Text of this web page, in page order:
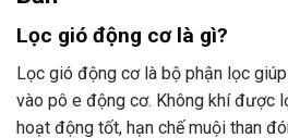
Lọc gió động cơ là gì?
Lọc gió động cơ là bộ phận lọc
vào pô e động cơ. Không khí được
hoạt động tốt, hạn chế muội than